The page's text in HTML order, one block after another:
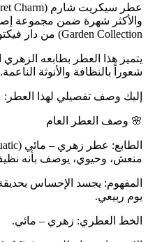
Garden Collection) من دار فيكتوريا سيكريت (Victoria’s Secret).
يتميز هذا العطر بطابعه
شعوراً بالنظافة والأنوثة الناعمة.
إليك وصف تفصيلي لهذا العطر:
🌸 وصف العطر العام
منعش، وحيوي، يوصف بأنه
المفهوم: يجسد الإحساس
يوم ربيعي.
الخط العطري: زهري – مائي.